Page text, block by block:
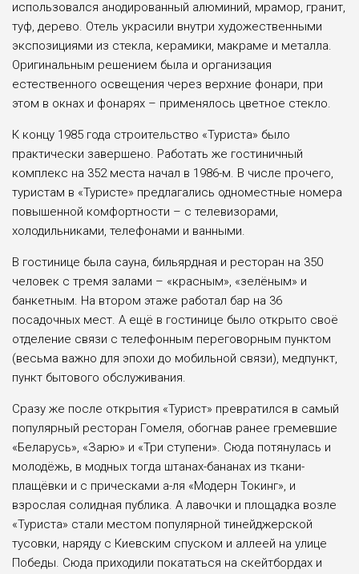
использовался анодированный алюминий, мрамор, гранит,
туф, дерево. Отель украсили внутри художественными
экспозициями из стекла, керамики, макраме и металла.
Оригинальным решением была и организация
естественного освещения через верхние фонари, при
этом в окнах и фонарях – применялось цветное стекло.
К концу 1985 года строительство «Туриста» было
практически завершено. Работать же гостиничный
комплекс на 352 места начал в 1986-м. В числе прочего,
туристам в «Туристе» предлагались одноместные номера
повышенной комфортности – с телевизорами,
холодильниками, телефонами и ванными.
В гостинице была сауна, бильярдная и ресторан на 350
человек с тремя залами – «красным», «зелёным» и
банкетным. На втором этаже работал бар на 36
посадочных мест. А ещё в гостинице было открыто своё
отделение связи с телефонным переговорным пунктом
(весьма важно для эпохи до мобильной связи), медпункт,
пункт бытового обслуживания.
Сразу же после открытия «Турист» превратился в самый
популярный ресторан Гомеля, обогнав ранее гремевшие
«Беларусь», «Зарю» и «Три ступени». Сюда потянулась и
молодёжь, в модных тогда штанах-бананах из ткани-
плащёвки и с прическами а-ля «Модерн Токинг», и
взрослая солидная публика. А лавочки и площадка возле
«Туриста» стали местом популярной тинейджерской
тусовки, наряду с Киевским спуском и аллеей на улице
Победы. Сюда приходили покататься на скейтбордах и